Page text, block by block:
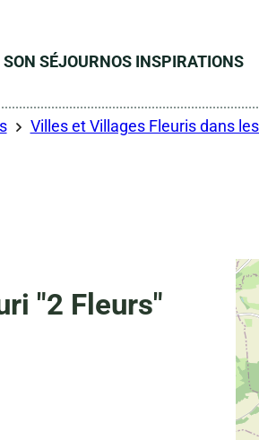
SÉJOURNOS INSPIRATIONS
Villes et Villages Fleuris dans
"2 Fleurs"